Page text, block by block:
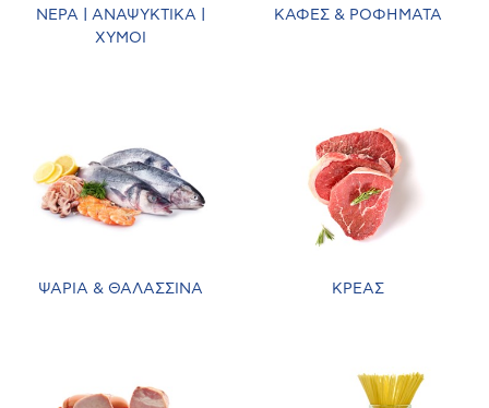
ΝΕΡΑ | ΑΝΑΨΥΚΤΙΚΑ |
ΧΥΜΟΙ
ΚΑΦΕΣ & ΡΟΦΗΜΑΤΑ
ΨΑΡΙΑ & ΘΑΛΑΣΣΙΝΑ ΚΡΕΑΣ